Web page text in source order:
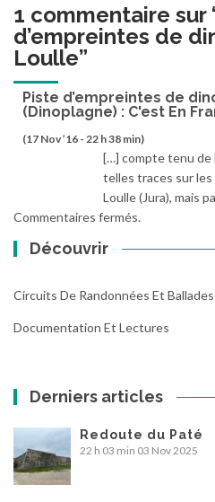
1 commentaire sur
d’empreintes de
Loulle”
Piste d’empreintes de
(Dinoplagne) : C'est En
(17 Nov ’16 - 22 h 38 min)
[…] compte tenu de
telles traces sur
Loulle (Jura), mais
Commentaires fermés.
Découvrir
Circuits De Randonnées Et Ballades
Documentation Et Lectures
Derniers articles
Redoute du Paté
22 h 03 min 03 Nov 2025